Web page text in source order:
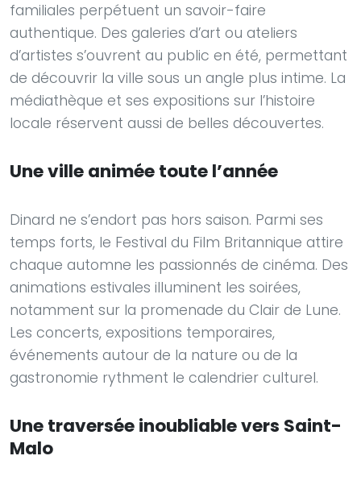
familiales perpétuent un savoir-faire
authentique. Des galeries d’art ou ateliers
d’artistes s’ouvrent au public en été, permettant
de découvrir la ville sous un angle plus intime. La
médiathèque et ses expositions sur l’histoire
locale réservent aussi de belles découvertes.
Une ville animée toute l’année
Dinard ne s’endort pas hors saison. Parmi ses
temps forts, le Festival du Film Britannique attire
chaque automne les passionnés de cinéma. Des
animations estivales illuminent les soirées,
notamment sur la promenade du Clair de Lune.
Les concerts, expositions temporaires,
événements autour de la nature ou de la
gastronomie rythment le calendrier culturel.
Une traversée inoubliable vers Saint-
Malo